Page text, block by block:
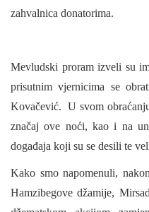
zahvalnica donatorima.
Mevludski proram izveli su
prisutnim vjernicima se
Kovačević. U svom
značaj ove noći, kao i na
događaja koji su se desili te
Kako smo napomenuli,
Hamzibegove džamije,